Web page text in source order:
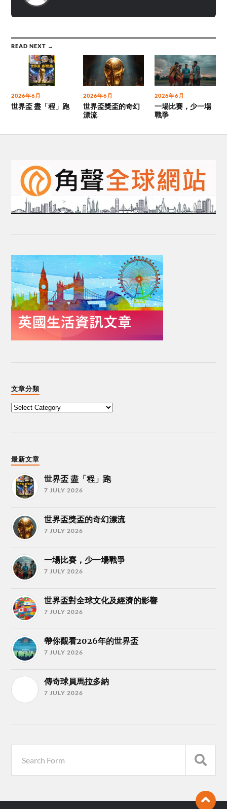
READ NEXT →
2026年6月
世界盃 盡「程」跑
2026年6月
世界盃獎盃的奇幻
漂流
2026年6月
一場比賽，少一場
戰爭
文章分類
最新文章
世界盃 盡「程」跑
7 JULY 2026
世界盃獎盃的奇幻漂流
7 JULY 2026
一場比賽，少一場戰爭
7 JULY 2026
世界盃對全球文化及經濟的影響
7 JULY 2026
帶你觀看2026年的世界盃
7 JULY 2026
傳奇球員馬拉多納
7 JULY 2026